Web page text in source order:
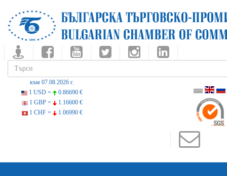
към 07.08.2026 г.
1 USD =
0.86690 €
1 GBP =
1.16600 €
1 CHF =
1.06990 €